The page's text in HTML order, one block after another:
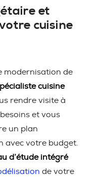
et
cuisine
modernisation de
cuisine
rendre visite à
et vous
un plan
avec votre budget.
d’étude intégré
de votre